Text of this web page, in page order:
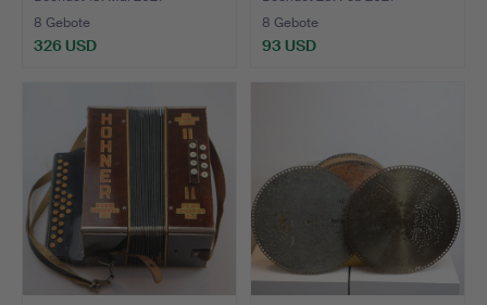
8 Gebote
326 USD
8 Gebote
93 USD